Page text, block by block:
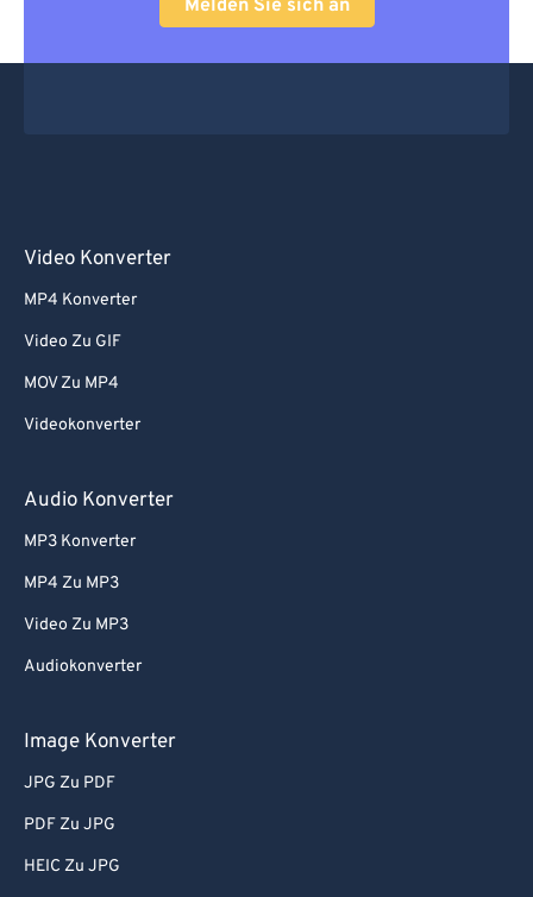
Melden Sie sich an
Video Konverter
MP4 Konverter
Video Zu GIF
MOV Zu MP4
Videokonverter
Audio Konverter
MP3 Konverter
MP4 Zu MP3
Video Zu MP3
Audiokonverter
Image Konverter
JPG Zu PDF
PDF Zu JPG
HEIC Zu JPG